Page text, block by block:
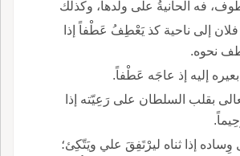
فه الحانيةُ على ولدها، وكذلك
ويقال: عَطَفَ فلان إلى ناحية كذ يَعْطِفُ عَطْفاً إذا
نحوه.
إليه إذ عاجَه عَطْفاً.
بقلب السلطان على رَعِيّته إذا
إذا ثناه ليرْتَفِقَ علي ويَتّكِئ؛